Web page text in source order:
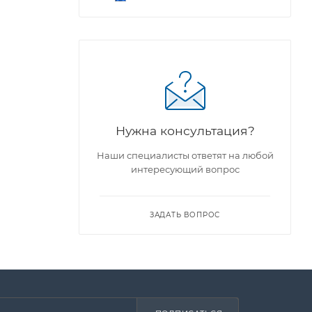
Нужна консультация?
Наши специалисты ответят на любой
интересующий вопрос
ЗАДАТЬ ВОПРОС